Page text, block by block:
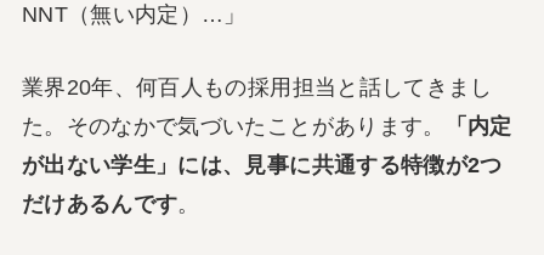
NNT（無い内定）…」
業界20年、何百人もの採用担当と話してきまし
た。そのなかで気づいたことがあります。
「内定
が出ない学生」には、見事に共通する特徴が2つ
だけあるんです。